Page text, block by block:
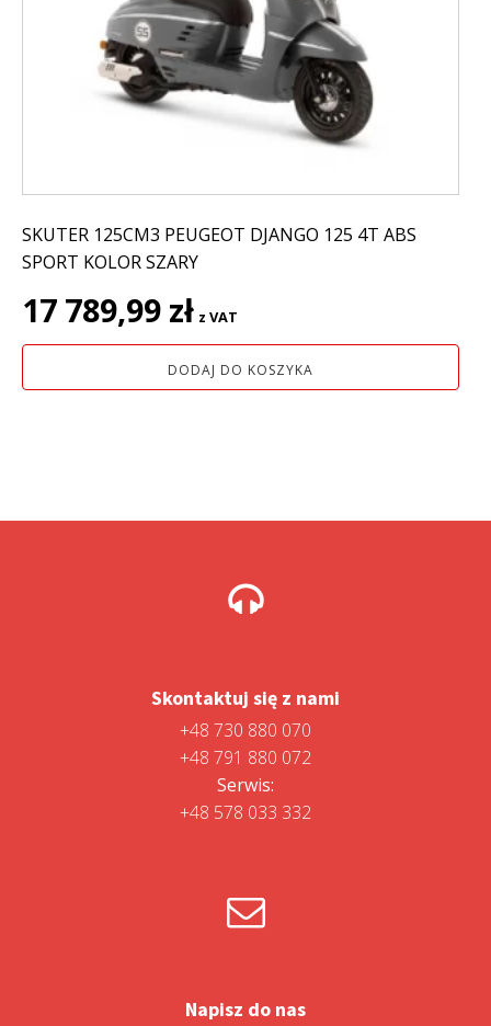
SKUTER 125CM3 PEUGEOT DJANGO 125 4T ABS
SPORT KOLOR SZARY
17 789,99 zł z VAT
DODAJ DO KOSZYKA
Skontaktuj się z nami
+48 730 880 070
+48 791 880 072
Serwis:
+48 578 033 332
Napisz do nas